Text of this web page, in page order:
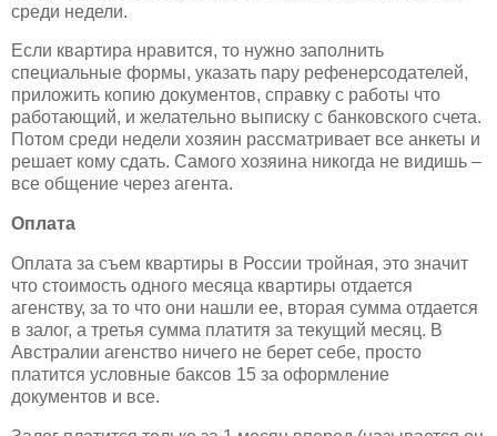
среди недели.
Если квартира нравится, то нужно заполнить
специальные формы, указать пару рефенерсодателей,
приложить копию документов, справку с работы что
работающий, и желательно выписку с банковского счета.
Потом среди недели хозяин рассматривает все анкеты и
решает кому сдать. Самого хозяина никогда не видишь –
все общение через агента.
Оплата
Оплата за съем квартиры в России тройная, это значит
что стоимость одного месяца квартиры отдается
агенству, за то что они нашли ее, вторая сумма отдается
в залог, а третья сумма платитя за текущий месяц. В
Австралии агенство ничего не берет себе, просто
платится условные баксов 15 за оформление
документов и все.